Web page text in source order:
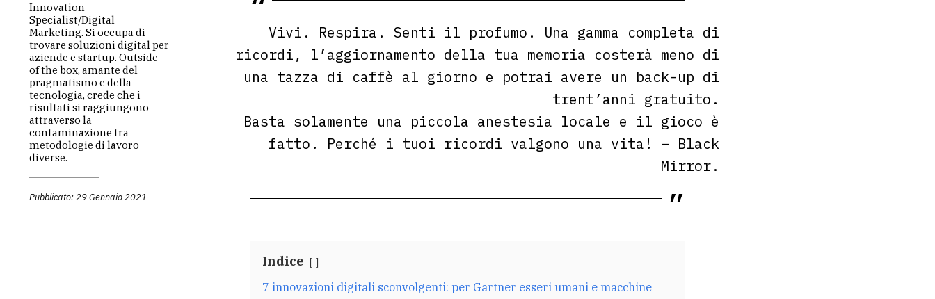
Innovation
Specialist/Digital
Marketing. Si occupa di
trovare soluzioni digital per
aziende e startup. Outside
of the box, amante del
pragmatismo e della
tecnologia, crede che i
risultati si raggiungono
attraverso la
contaminazione tra
metodologie di lavoro
diverse.
Pubblicato: 29 Gennaio 2021
Vivi. Respira. Senti il profumo. Una gamma completa di
ricordi, l’aggiornamento della tua memoria costerà meno di
una tazza di caffè al giorno e potrai avere un back-up di
trent’anni gratuito.
Basta solamente una piccola anestesia locale e il gioco è
fatto. Perché i tuoi ricordi valgono una vita! – Black
Mirror.
Indice
7 innovazioni digitali sconvolgenti: per Gartner esseri umani e macchine